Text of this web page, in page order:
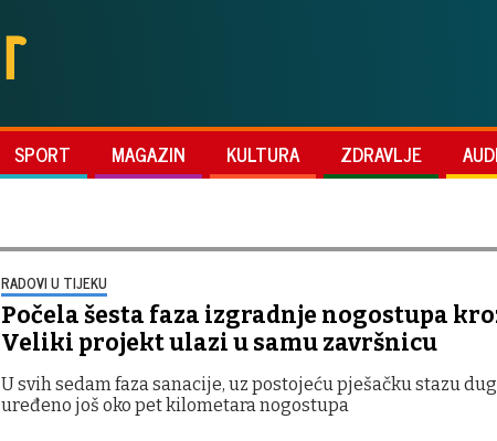
SPORT MAGAZIN KULTURA ZDRAVLJE
RADOVI U TIJEKU
Počela šesta faza izgradnje nogostupa
Veliki projekt ulazi u samu završnicu
U svih sedam faza sanacije, uz postojeću pješačku stazu
uređeno još oko pet kilometara nogostupa